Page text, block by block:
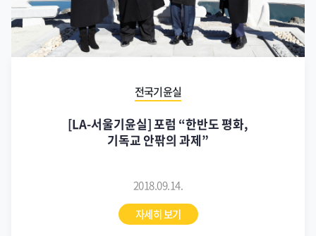
전국기윤실
[LA-서울기윤실] 포럼 “한반도 평화,
기독교 안팎의 과제”
2018.09.14.
자세히 보기